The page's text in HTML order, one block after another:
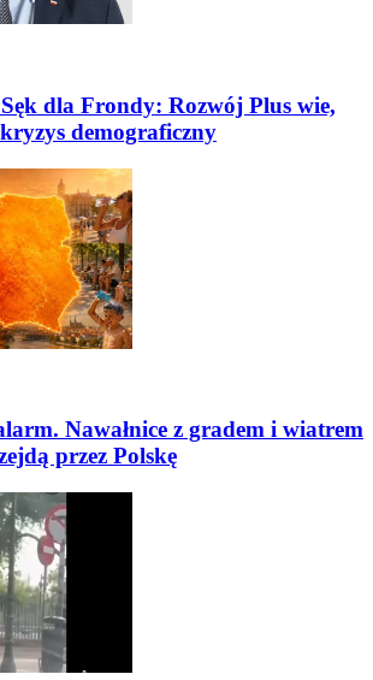
dla Frondy: Rozwój Plus wie,
demograficzny
Nawałnice z gradem i wiatrem
przez Polskę